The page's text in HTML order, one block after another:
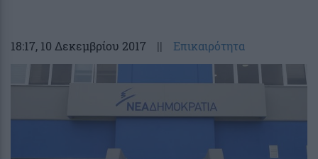
18:17, 10 Δεκεμβρίου 2017 || Επικαιρότητα